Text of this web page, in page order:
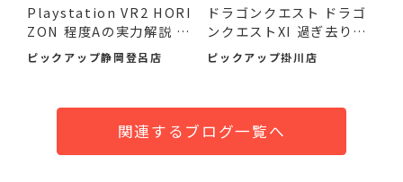
Playstation VR2 HORI
ZON 程度Aの実力解説 #
入荷し...
ピックアップ静岡登呂店
ドラゴンクエスト ドラゴ
ンクエストXI 過ぎ去り
し...
ピックアップ掛川店
関連するブログ一覧へ